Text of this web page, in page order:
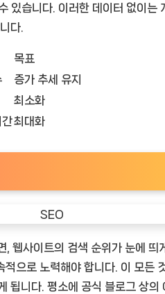
있습니다. 이러한 데이터 없이는
다.
목표
증가 추세 유지
최소화
간최대화
웹사이트의 검색 순위가 눈에 띄
으로 노력해야 합니다. 이 모든
됩니다. 평소에 공식 블로그 상의